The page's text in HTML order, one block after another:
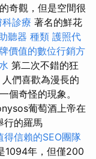
奇觀，但是空間很
診療 著名的鮮花
聽器 種類 護照代
價值的數位行銷方
第二次不錯的狂
們喜歡為漫長的
個奇怪的現象。
葡萄酒上帝在
行的羅馬
得信賴的SEO團隊
1094年，但僅200